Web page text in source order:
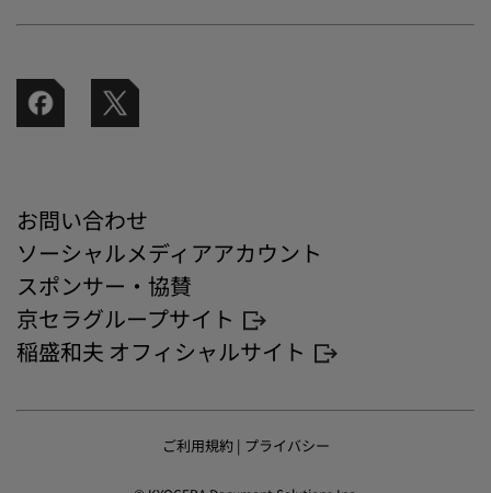
お問い合わせ
ソーシャルメディアアカウント
スポンサー・協賛
京セラグループサイト
稲盛和夫 オフィシャルサイト
ご利用規約 | プライバシー